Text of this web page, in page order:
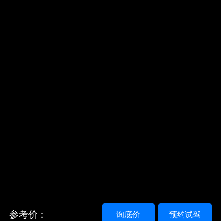
参考价： 预约试驾
询底价